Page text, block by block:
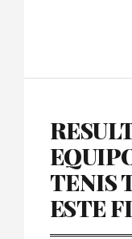
TENIS
ESTE